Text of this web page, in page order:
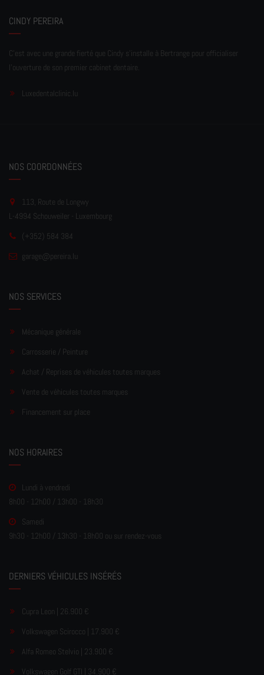
CINDY PEREIRA
C'est avec une grande fierté que Cindy s'installe à Bertrange pour officialiser
l'ouverture de son premier cabinet dentaire.
Luxedentalclinic.lu
NOS COORDONNÉES
113, Route de Longwy
L-4994 Schouweiler - Luxembourg
(+352) 584 384
garage@pereira.lu
NOS SERVICES
Mécanique générale
Carrosserie / Peinture
Achat / Reprises de véhicules toutes marques
Vente de véhicules toutes marques
Financement sur place
NOS HORAIRES
Lundi à vendredi
8h00 - 12h00 / 13h00 - 18h30
Samedi
9h30 - 12h00 / 13h30 - 18h00 ou sur rendez-vous
DERNIERS VÉHICULES INSÉRÉS
Cupra Leon | 26.900 €
Volkswagen Scirocco | 17.900 €
Alfa Romeo Stelvio | 23.900 €
Volkswagen Golf GTI | 34.900 €